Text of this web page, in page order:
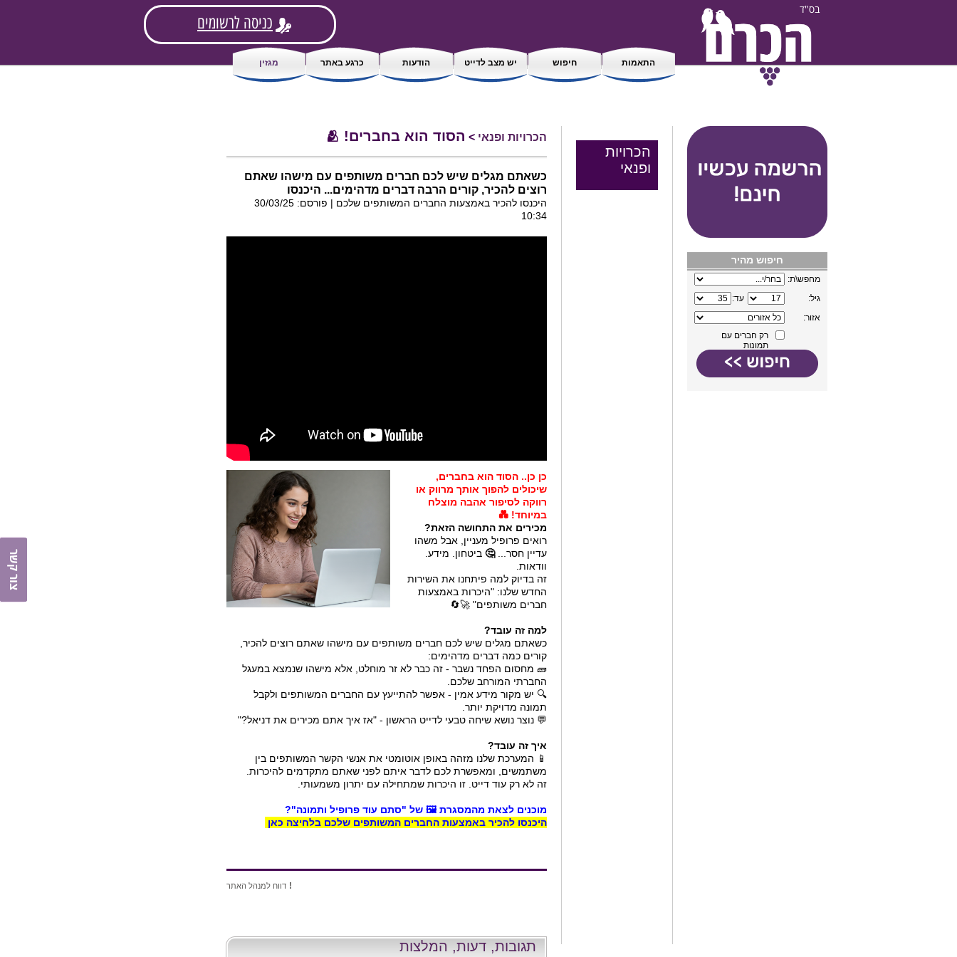
בס"ד
כניסה לרשומים
התאמות חיפוש יש מצב לדייט הודעות כרגע באתר מגזין
חיפוש מהיר
מחפש\ת:
גיל:
עד:
אזור:
רק חברים עם
תמונות
הכרויות
ופנאי
הכרויות ופנאי > הסוד הוא בחברים! 🫂
כשאתם מגלים שיש לכם חברים משותפים עם מישהו שאתם
רוצים להכיר, קורים הרבה דברים מדהימים... היכנסו
היכנסו להכיר באמצעות החברים המשותפים שלכם | פורסם: 30/03/25
10:34
כן כן.. הסוד הוא בחברים,
שיכולים להפוך אותך מרווק או
רווקה לסיפור אהבה מוצלח
במיוחד! 💑
מכירים את התחושה הזאת?
רואים פרופיל מעניין, אבל משהו
עדיין חסר...🤔 ביטחון. מידע.
וודאות.
זה בדיוק למה פיתחנו את השירות
החדש שלנו: "היכרות באמצעות
חברים משותפים" 🚀🔄
למה זה עובד?
כשאתם מגלים שיש לכם חברים משותפים עם מישהו שאתם רוצים להכיר,
קורים כמה דברים מדהימים:
🧱 מחסום הפחד נשבר - זה כבר לא זר מוחלט, אלא מישהו שנמצא במעגל
החברתי המורחב שלכם.
🔍 יש מקור מידע אמין - אפשר להתייעץ עם החברים המשותפים ולקבל
תמונה מדויקת יותר.
💬 נוצר נושא שיחה טבעי לדייט הראשון - "אז איך אתם מכירים את דניאל?"
איך זה עובד?
📱 המערכת שלנו מזהה באופן אוטומטי את אנשי הקשר המשותפים בין
משתמשים, ומאפשרת לכם לדבר איתם לפני שאתם מתקדמים להיכרות.
זה לא רק עוד דייט. זו היכרות שמתחילה עם יתרון משמעותי.
מוכנים לצאת מהמסגרת 🖼️ של "סתם עוד פרופיל ותמונה"?
היכנסו להכיר באמצעות החברים המשותפים שלכם בלחיצה כאן
! דווח למנהל האתר
תגובות, דעות, המלצות
צור קשר